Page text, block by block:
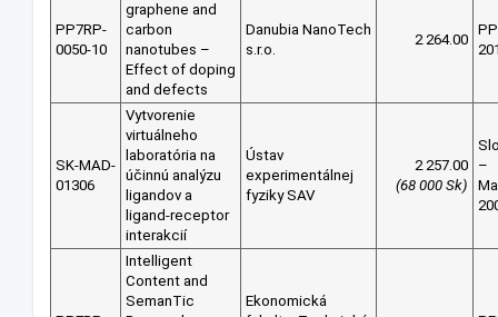
PP7RP-
0050-10
graphene and
carbon
nanotubes –
Effect of doping
and defects
Danubia NanoTech
s.r.o.
2 264.00
SK-MAD-
01306
Vytvorenie
virtuálneho
laboratória na
účinnú analýzu
ligandov a
ligand-receptor
interakcií
Ústav
experimentálnej
fyziky SAV
2 257.00
(68 000 Sk)
–
Intelligent
Content and
SemanTic
Ekonomická